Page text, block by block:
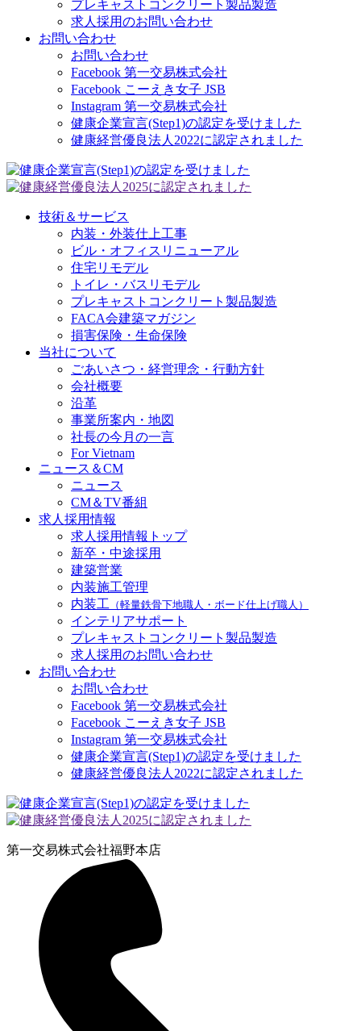
プレキャストコンクリート製品製造
求人採用のお問い合わせ
お問い合わせ
お問い合わせ
Facebook 第一交易株式会社
Facebook こーえき女子 JSB
Instagram 第一交易株式会社
健康企業宣言(Step1)の認定を受けました
健康経営優良法人2022に認定されました
技術＆サービス
内装・外装仕上工事
ビル・オフィスリニューアル
住宅リモデル
トイレ・バスリモデル
プレキャストコンクリート製品製造
FACA会建築マガジン
損害保険・生命保険
当社について
ごあいさつ・経営理念・行動方針
会社概要
沿革
事業所案内・地図
社長の今月の一言
For Vietnam
ニュース＆CM
ニュース
CM＆TV番組
求人採用情報
求人採用情報トップ
新卒・中途採用
建築営業
内装施工管理
内装工 （軽量鉄骨下地職人・ボード仕上げ職人）
インテリアサポート
プレキャストコンクリート製品製造
求人採用のお問い合わせ
お問い合わせ
お問い合わせ
Facebook 第一交易株式会社
Facebook こーえき女子 JSB
Instagram 第一交易株式会社
健康企業宣言(Step1)の認定を受けました
健康経営優良法人2022に認定されました
第一交易株式会社福野本店